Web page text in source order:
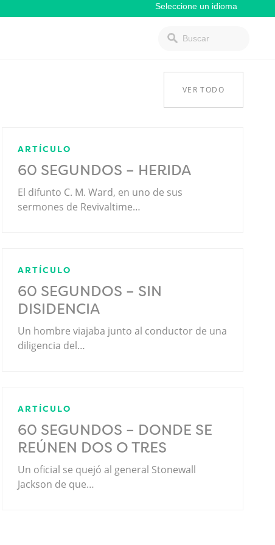
VER TODO
ARTÍCULO
60 SEGUNDOS – HERIDA
El difunto C. M. Ward, en uno de sus
sermones de Revivaltime…
ARTÍCULO
60 SEGUNDOS – SIN
DISIDENCIA
Un hombre viajaba junto al conductor de una
diligencia del…
ARTÍCULO
60 SEGUNDOS – DONDE SE
REÚNEN DOS O TRES
Un oficial se quejó al general Stonewall
Jackson de que…